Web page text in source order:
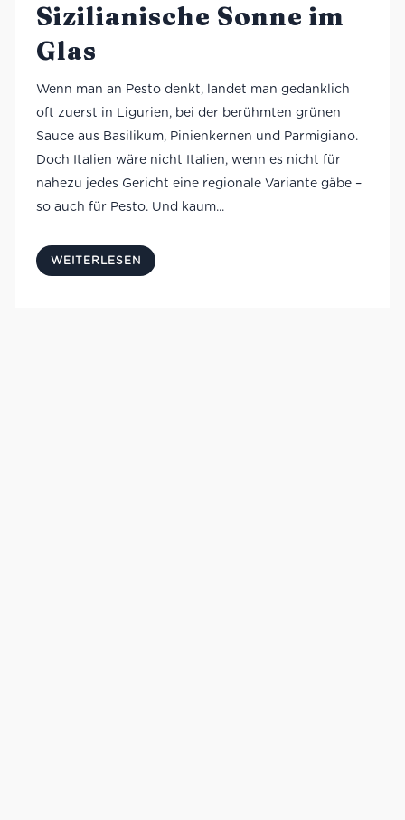
Sizilianische Sonne im
Glas
Wenn man an Pesto denkt, landet man gedanklich
oft zuerst in Ligurien, bei der berühmten grünen
Sauce aus Basilikum, Pinienkernen und Parmigiano.
Doch Italien wäre nicht Italien, wenn es nicht für
nahezu jedes Gericht eine regionale Variante gäbe –
so auch für Pesto. Und kaum...
WEITERLESEN